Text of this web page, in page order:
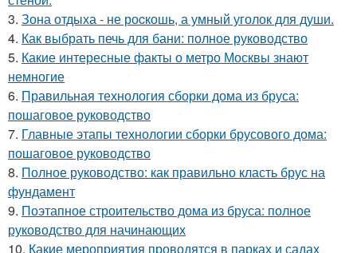
3. Зона отдыха - не роcкошь, а умный уголок для души.
4. Как выбрать печь для бани: полное руководство
5. Какие интересные факты о метро Москвы знают
немногие
6. Правильная технология сборки дома из бруса:
пошаговое руководство
7. Главные этапы технологии сборки брусового дома:
пошаговое руководство
8. Полное руководство: как правильно класть брус на
фундамент
9. Поэтапное строительство дома из бруса: полное
руководство для начинающих
10. Какие мероприятия проводятся в парках и садах